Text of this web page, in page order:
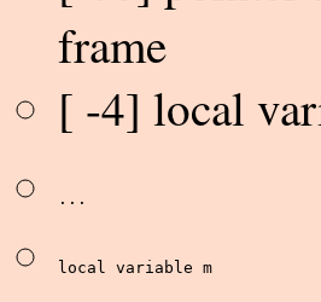
frame
[ -4] local
...
local variable m